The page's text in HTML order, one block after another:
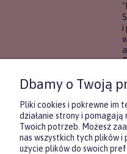
i
Dbamy o Twoją
Pliki cookies i pokrewne im
działanie strony i
Twoich potrzeb. Możesz
nas wszystkich tych plików i
użycie plików do swoich